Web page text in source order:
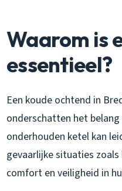
Waarom is
essentieel?
Een koude ochtend in
onderschatten het
onderhouden ketel kan
gevaarlijke situaties
comfort en veiligheid in